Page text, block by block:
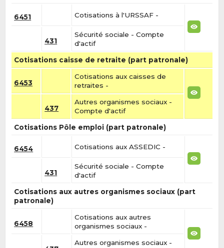
6451 Cotisations à l'URSSAF -
431
Sécurité sociale - Compte
d'actif
Cotisations caisse de retraite (part patronale)
6453
Cotisations aux caisses de
retraites -
437
Autres organismes sociaux -
Compte d'actif
Cotisations Pôle emploi (part patronale)
6454 Cotisations aux ASSEDIC -
431
Sécurité sociale - Compte
d'actif
Cotisations aux autres organismes sociaux (part
patronale)
6458
Cotisations aux autres
organismes sociaux -
Autres organismes sociaux -